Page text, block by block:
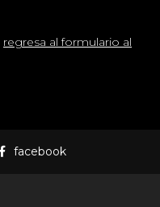
regresa al formulario al
facebook